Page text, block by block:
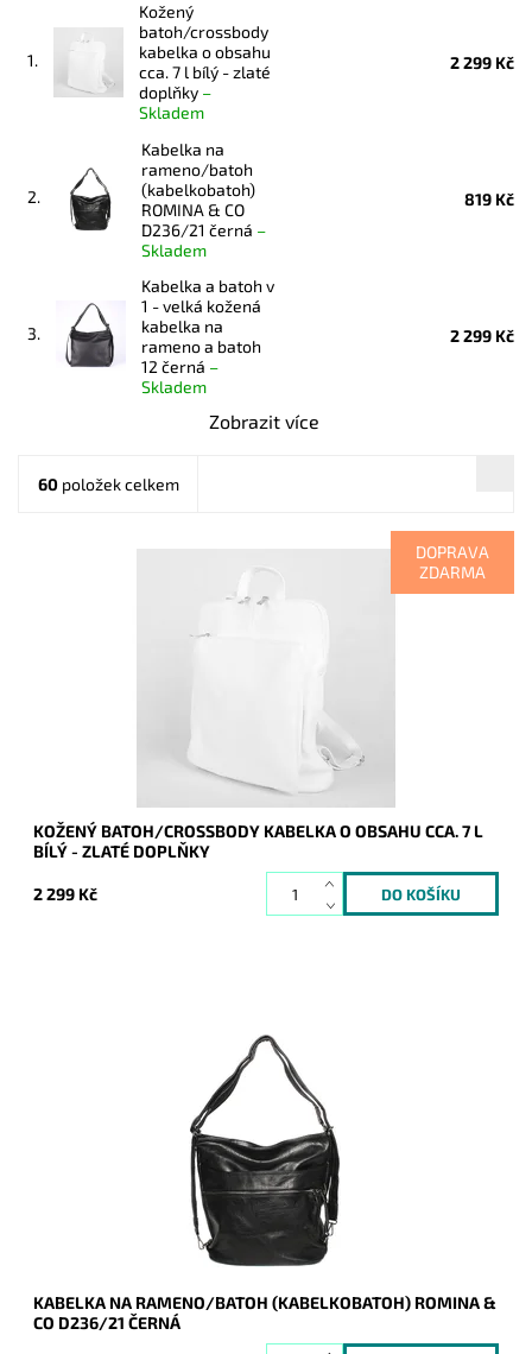
1.
Kožený
batoh/crossbody
kabelka o obsahu
cca. 7 l bílý - zlaté
doplňky –
Skladem
2 299 Kč
2.
Kabelka na
rameno/batoh
(kabelkobatoh)
ROMINA & CO
D236/21 černá –
Skladem
819 Kč
3.
Kabelka a batoh v
1 - velká kožená
kabelka na
rameno a batoh
12 černá –
Skladem
2 299 Kč
Zobrazit více
60 položek celkem
DOPRAVA
ZDARMA
Kožený batoh 7750 střední až velké velikosti, který se díky
posuvným popruhům dá nosit i jako crossbody kabelka.
Skladem
KOŽENÝ BATOH/CROSSBODY KABELKA O OBSAHU CCA. 7 L
BÍLÝ - ZLATÉ DOPLŇKY
2 299 Kč
Kabelka na rameno a batoh v jednom provedení! Tuto černou
kabelku si jistě zamilujete pro vzhled, praktičnost i cenu.
Skladem
ROMINA&CO
KABELKA NA RAMENO/BATOH (KABELKOBATOH) ROMINA &
CO D236/21 ČERNÁ